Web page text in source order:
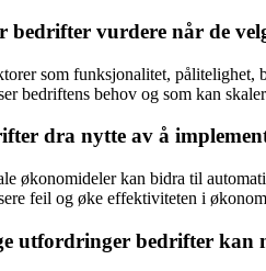
vurdere når de
som funksjonalitet,
bedriftens behov og som kan
dra nytte av å
økonomideler kan bidra til
feil og øke effektiviteten i
utfordringer bedrifter kan